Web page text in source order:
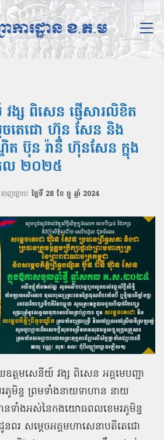
ង្ស ពិសេន ផ្ញើសារលិខិត
ចតេជោ ហ៊ុន សែន និង
ឌិត ប៊ុន រ៉ានី ហ៊ុនសែន ក្នុង
ល ២០២៥
ចេញផ្សាយ ថ្ងៃទី 28 ខែ ធ្នូ ឆ្នាំ 2024
ឧត្ដមសេនីយ៍ វង្ស ពិសេន អគ្គមេបញ្ជា
មិន្ទ ព្រមទាំងនាយទាហាន នាយ
ទាំងអស់នៃកងយោធពលខេមរភូមិន្ទ
នពរ សម្ដេចអគ្គមហាសេនាបតីតេជោ